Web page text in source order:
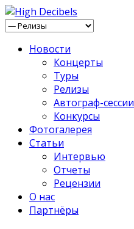
Новости
Концерты
Туры
Релизы
Автограф-сессии
Конкурсы
Фотогалерея
Статьи
Интервью
Отчеты
Рецензии
О нас
Партнёры